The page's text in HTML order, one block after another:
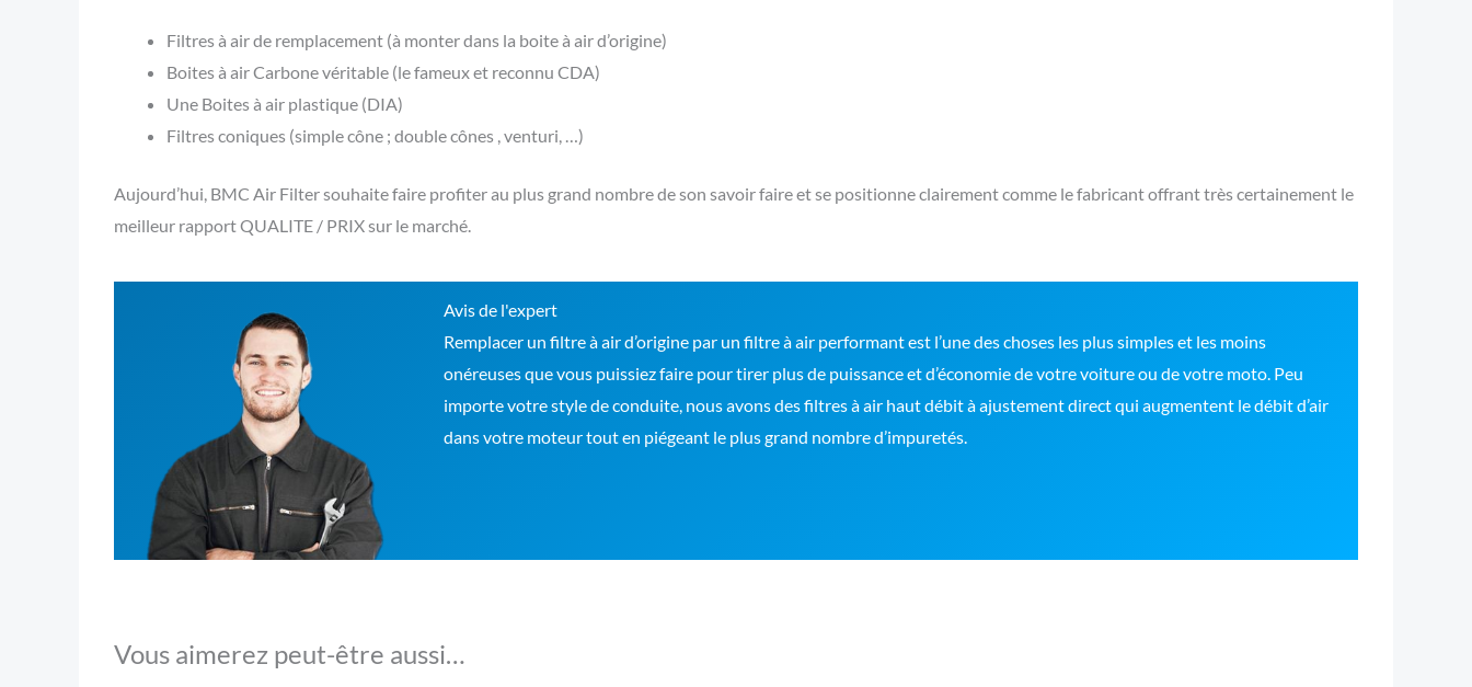
Filtres à air de remplacement (à monter dans la boite à air d’origine)
Boites à air Carbone véritable (le fameux et reconnu CDA)
Une Boites à air plastique (DIA)
Filtres coniques (simple cône ; double cônes , venturi, …)
Aujourd’hui, BMC Air Filter souhaite faire profiter au plus grand nombre de son savoir faire et se positionne clairement comme le fabricant offrant très certainement le
meilleur rapport QUALITE / PRIX sur le marché.
Avis de l'expert
Remplacer un filtre à air d’origine par un filtre à air performant est l’une des choses les plus simples et les moins
onéreuses que vous puissiez faire pour tirer plus de puissance et d’économie de votre voiture ou de votre moto. Peu
importe votre style de conduite, nous avons des filtres à air haut débit à ajustement direct qui augmentent le débit d’air
dans votre moteur tout en piégeant le plus grand nombre d’impuretés.
Vous aimerez peut-être aussi…